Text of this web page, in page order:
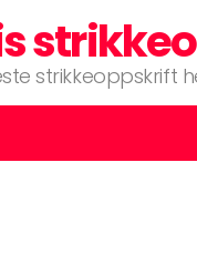
strikkeoppskrift